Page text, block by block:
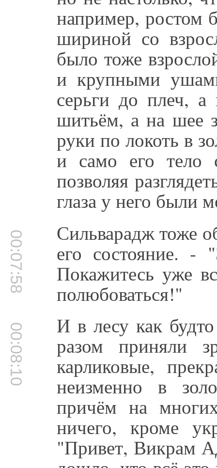
например, ростом
шириной со
было тоже
и крупными
серьги до плеч,
шитьём, а на шее
руки по локоть в
и само его тело
позволяя
глаза у него были
00:07:58 Сильварадж тоже
его состояние.
Покажитесь уже
полюбоваться!"
00:08:10 И в лесу как
разом приняли
карликовые,
неизменно в
причём на
ничего, кроме
"Привет, Викрам